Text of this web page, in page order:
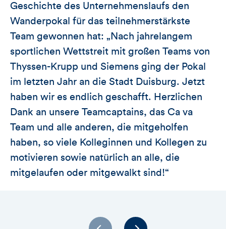
Geschichte des Unternehmenslaufs den
Wanderpokal für das teilnehmerstärkste
Team gewonnen hat: „Nach jahrelangem
sportlichen Wettstreit mit großen Teams von
Thyssen-Krupp und Siemens ging der Pokal
im letzten Jahr an die Stadt Duisburg. Jetzt
haben wir es endlich geschafft. Herzlichen
Dank an unsere Teamcaptains, das Ca va
Team und alle anderen, die mitgeholfen
haben, so viele Kolleginnen und Kollegen zu
motivieren sowie natürlich an alle, die
mitgelaufen oder mitgewalkt sind!“